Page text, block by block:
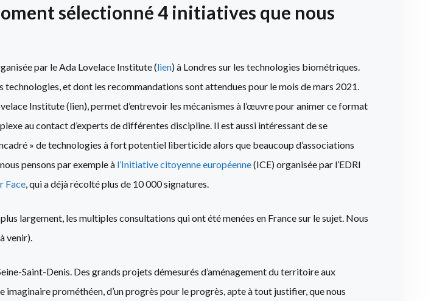
sélectionné 4 initiatives que nous
par le Ada Lovelace Institute (lien) à Londres sur les technologies biométriques.
et dont les recommandations sont attendues pour le mois de mars 2021.
Institute (lien), permet d’entrevoir les mécanismes à l’œuvre pour animer ce format
au contact d’experts de différentes discipline. Il est aussi intéressant de se
» de technologies à fort potentiel liberticide alors que beaucoup d’associations
pensons par exemple à l’Initiative citoyenne européenne(ICE) organisée par l’EDRI
Face , qui a déjà récolté plus de 10 000 signatures.
largement, les multiples consultations qui ont été menées en France sur le sujet. Nous
venir).
Saint-Denis. Des grands projets démesurés d’aménagement du territoire aux
prométhéen, d’un progrès pour le progrès, apte à tout justifier, que nous